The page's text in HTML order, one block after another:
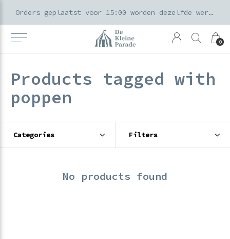
0
Orders geplaatst voor 15:00 worden dezelfde werkdag verzonden
Products tagged with
poppen
Categories Filters
No products found